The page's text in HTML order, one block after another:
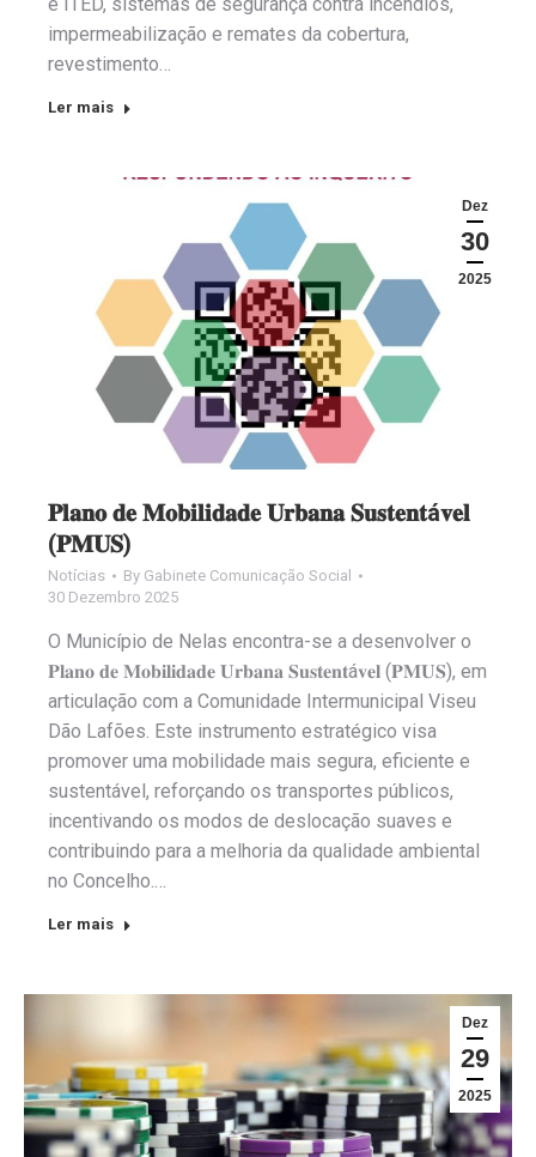
impermeabilização e remates da cobertura,
revestimento…
Ler mais
Dez
30
2025
𝐏𝐥𝐚𝐧𝐨 𝐝𝐞 𝐌𝐨𝐛𝐢𝐥𝐢𝐝𝐚𝐝𝐞 𝐔𝐫𝐛𝐚𝐧𝐚 𝐒𝐮𝐬𝐭𝐞𝐧𝐭á𝐯𝐞𝐥
(𝐏𝐌𝐔𝐒)
Notícias By Gabinete Comunicação Social
30 Dezembro 2025
O Município de Nelas encontra-se a desenvolver o
𝐏𝐥𝐚𝐧𝐨 𝐝𝐞 𝐌𝐨𝐛𝐢𝐥𝐢𝐝𝐚𝐝𝐞 𝐔𝐫𝐛𝐚𝐧𝐚 𝐒𝐮𝐬𝐭𝐞𝐧𝐭á𝐯𝐞𝐥 (𝐏𝐌𝐔𝐒), em
articulação com a Comunidade Intermunicipal Viseu
Dão Lafões. Este instrumento estratégico visa
promover uma mobilidade mais segura, eficiente e
sustentável, reforçando os transportes públicos,
incentivando os modos de deslocação suaves e
contribuindo para a melhoria da qualidade ambiental
no Concelho.…
Ler mais
Dez
29
2025